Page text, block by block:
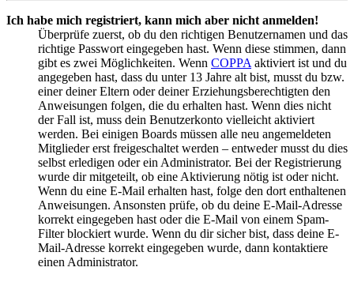
Ich habe mich registriert, kann mich aber nicht anmelden!
Überprüfe zuerst, ob du den richtigen Benutzernamen und das
richtige Passwort eingegeben hast. Wenn diese stimmen, dann
gibt es zwei Möglichkeiten. Wenn COPPA aktiviert ist und du
angegeben hast, dass du unter 13 Jahre alt bist, musst du bzw.
einer deiner Eltern oder deiner Erziehungsberechtigten den
Anweisungen folgen, die du erhalten hast. Wenn dies nicht
der Fall ist, muss dein Benutzerkonto vielleicht aktiviert
werden. Bei einigen Boards müssen alle neu angemeldeten
Mitglieder erst freigeschaltet werden – entweder musst du dies
selbst erledigen oder ein Administrator. Bei der Registrierung
wurde dir mitgeteilt, ob eine Aktivierung nötig ist oder nicht.
Wenn du eine E-Mail erhalten hast, folge den dort enthaltenen
Anweisungen. Ansonsten prüfe, ob du deine E-Mail-Adresse
korrekt eingegeben hast oder die E-Mail von einem Spam-
Filter blockiert wurde. Wenn du dir sicher bist, dass deine E-
Mail-Adresse korrekt eingegeben wurde, dann kontaktiere
einen Administrator.